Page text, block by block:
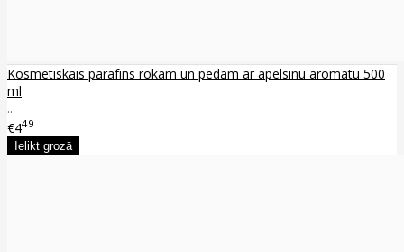
Kosmētiskais parafīns rokām un pēdām ar apelsīnu aromātu 500
ml
..
€449